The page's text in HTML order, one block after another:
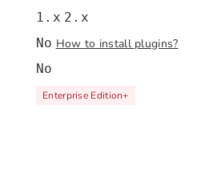
1.x 2.x
No How to install plugins?
No
Enterprise Edition+